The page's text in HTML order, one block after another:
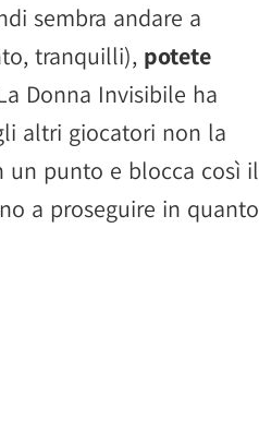
sembra andare a
tranquilli), potete
Donna Invisibile ha
altri giocatori non la
un punto e blocca così il
a proseguire in quanto